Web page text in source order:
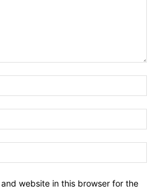
website in this browser for the